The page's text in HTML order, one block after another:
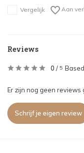
Vergelijk Aan
Reviews
0 / 5
Er zijn nog geen reviews
Schrijf je eigen review